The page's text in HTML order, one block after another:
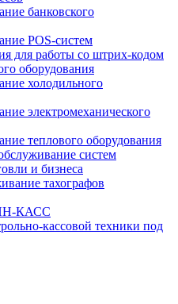
банковского
POS-систем
для работы со штрих-кодом
оборудования
холодильного
электромеханического
теплового оборудования
систем
и бизнеса
тахографов
КАСС
кассовой техники под